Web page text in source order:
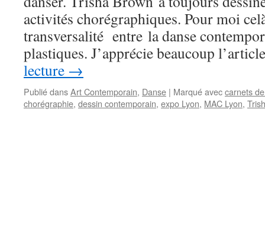
activités chorégraphiques. Pour moi
transversalité entre la danse
plastiques. J’apprécie beaucoup
lecture →
Publié dansArt Contemporain, Danse | Marqué aveccarnets
chorégraphie, dessin contemporain, expo Lyon, MAC Lyon,